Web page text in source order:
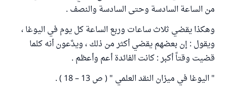
من الساعة السادسة وحتى السادسة والنصف .
وهكذا يقضي ثلاث ساعات وربع الساعة كل يوم في اليوغا ،
ويقول : إن بعضهم يقضي أكثر من ذلك ، ويدَّعون أنه كلما
قضيت وقتاً أكبر : كانت الفائدة أعم وأعظم .
" اليوغا في ميزان النقد العلمي " ( ص 13 – 18 ) .